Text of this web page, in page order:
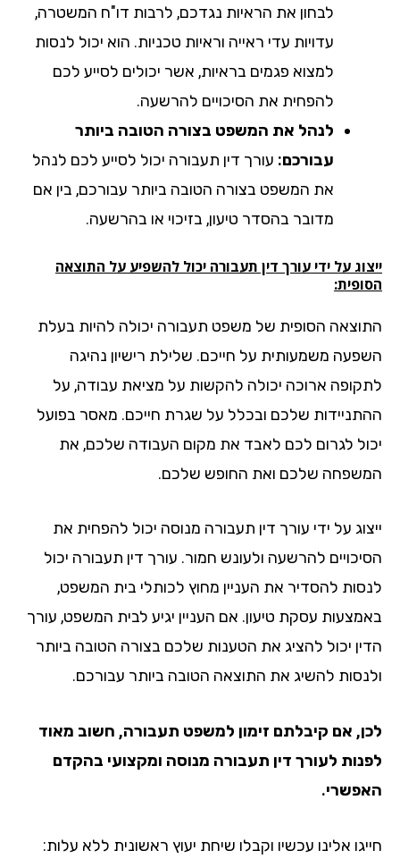
לבחון את הראיות נגדכם, לרבות דו"ח המשטרה,
עדויות עדי ראייה וראיות טכניות. הוא יכול לנסות
למצוא פגמים בראיות, אשר יכולים לסייע לכם
להפחית את הסיכויים להרשעה.
לנהל את המשפט בצורה הטובה ביותר
עבורכם:עורך דין תעבורה יכול לסייע לכם לנהל
את המשפט בצורה הטובה ביותר עבורכם, בין אם
מדובר בהסדר טיעון, בזיכוי או בהרשעה.
על ידי עורך דין תעבורה יכול להשפיע על התוצאה
הסופית של משפט תעבורה יכולה להיות בעלת
משמעותית על חייכם. שלילת רישיון נהיגה
ארוכה יכולה להקשות על מציאת עבודה, על
שלכם ובכלל על שגרת חייכם. מאסר בפועל
לגרום לכם לאבד את מקום העבודה שלכם, את
שלכם ואת החופש שלכם.
על ידי עורך דין תעבורה מנוסה יכול להפחית את
להרשעה ולעונש חמור. עורך דין תעבורה יכול
להסדיר את העניין מחוץ לכותלי בית המשפט,
עסקת טיעון. אם העניין יגיע לבית המשפט, עורך
יכול להציג את הטענות שלכם בצורה הטובה ביותר
להשיג את התוצאה הטובה ביותר עבורכם.
אם קיבלתם זימון למשפט תעבורה, חשוב מאוד
לעורך דין תעבורה מנוסה ומקצועי בהקדם
אלינו עכשיו וקבלו שיחת יעוץ ראשונית ללא עלות: